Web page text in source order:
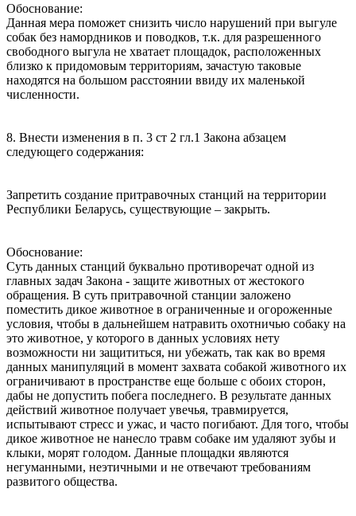
Обоснование:
Данная мера поможет снизить число нарушений при выгуле
собак без намордников и поводков, т.к. для разрешенного
свободного выгула не хватает площадок, расположенных
близко к придомовым территориям, зачастую таковые
находятся на большом расстоянии ввиду их маленькой
численности.
8. Внести изменения в п. 3 ст 2 гл.1 Закона абзацем
следующего содержания:
Запретить создание притравочных станций на территории
Республики Беларусь, существующие – закрыть.
Обоснование:
Суть данных станций буквально противоречат одной из
главных задач Закона - защите животных от жестокого
обращения. В суть притравочной станции заложено
поместить дикое животное в ограниченные и огороженные
условия, чтобы в дальнейшем натравить охотничью собаку на
это животное, у которого в данных условиях нету
возможности ни защититься, ни убежать, так как во время
данных манипуляций в момент захвата собакой животного их
ограничивают в пространстве еще больше с обоих сторон,
дабы не допустить побега последнего. В результате данных
действий животное получает увечья, травмируется,
испытывают стресс и ужас, и часто погибают. Для того, чтобы
дикое животное не нанесло травм собаке им удаляют зубы и
клыки, морят голодом. Данные площадки являются
негуманными, неэтичными и не отвечают требованиям
развитого общества.